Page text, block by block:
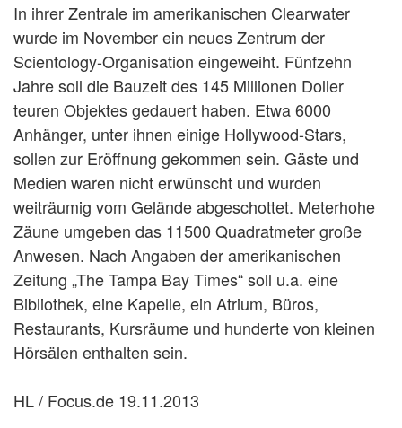
In ihrer Zentrale im amerikanischen Clearwater
wurde im November ein neues Zentrum der
Scientology-Organisation eingeweiht. Fünfzehn
Jahre soll die Bauzeit des 145 Millionen Doller
teuren Objektes gedauert haben. Etwa 6000
Anhänger, unter ihnen einige Hollywood-Stars,
sollen zur Eröffnung gekommen sein. Gäste und
Medien waren nicht erwünscht und wurden
weiträumig vom Gelände abgeschottet. Meterhohe
Zäune umgeben das 11500 Quadratmeter große
Anwesen. Nach Angaben der amerikanischen
Zeitung „The Tampa Bay Times“ soll u.a. eine
Bibliothek, eine Kapelle, ein Atrium, Büros,
Restaurants, Kursräume und hunderte von kleinen
Hörsälen enthalten sein.
HL / Focus.de 19.11.2013